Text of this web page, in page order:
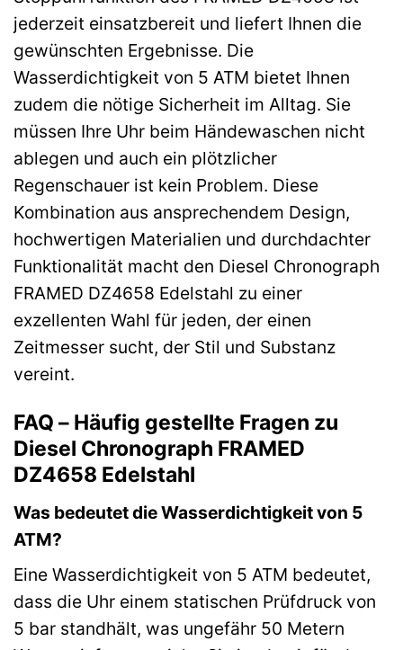
jederzeit einsatzbereit und liefert Ihnen die
gewünschten Ergebnisse. Die
Wasserdichtigkeit von 5 ATM bietet Ihnen
zudem die nötige Sicherheit im Alltag. Sie
müssen Ihre Uhr beim Händewaschen nicht
ablegen und auch ein plötzlicher
Regenschauer ist kein Problem. Diese
Kombination aus ansprechendem Design,
hochwertigen Materialien und durchdachter
Funktionalität macht den Diesel Chronograph
FRAMED DZ4658 Edelstahl zu einer
exzellenten Wahl für jeden, der einen
Zeitmesser sucht, der Stil und Substanz
vereint.
FAQ – Häufig gestellte Fragen zu
Diesel Chronograph FRAMED
DZ4658 Edelstahl
Was bedeutet die Wasserdichtigkeit von 5
ATM?
Eine Wasserdichtigkeit von 5 ATM bedeutet,
dass die Uhr einem statischen Prüfdruck von
5 bar standhält, was ungefähr 50 Metern